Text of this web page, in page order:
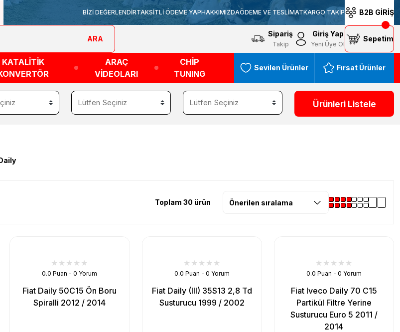
BİZİ DEĞERLENDİRTAKSİTLİ ÖDEME YAPHAKKIMIZDAÖDEME VE TESLİMATKARGO TAKİP B2B GİRİŞ
ARA
Sipariş
Takip
Giriş Yap
Yeni Üye Ol
Sepetim
KATALİTİK
ARAÇ
VİDEOLARI
CHİP
TUNING
Sevilen Ürünler Fırsat Ürünler
Ürünleri Listele
Toplam 30 ürün
0.0 Puan - 0 Yorum
Fiat Daily 50C15 Ön Boru
Spiralli 2012 / 2014
0.0 Puan - 0 Yorum
Fiat Daily (III) 35S13 2,8 Td
Susturucu 1999 / 2002
0.0 Puan - 0 Yorum
Fiat Iveco Daily 70 C15
Partikül Filtre Yerine
Susturucu Euro 5 2011 /
2014